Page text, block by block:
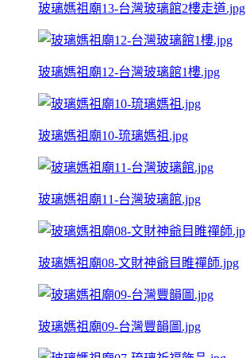
玻璃媽祖廟13-台灣玻璃館2樓走道.jpg
玻璃媽祖廟12-台灣玻璃館1樓.jpg
玻璃媽祖廟10-琉璃媽祖.jpg
玻璃媽祖廟11-台灣玻璃館.jpg
玻璃媽祖廟08-文財神爺目睢禪師.jpg
玻璃媽祖廟09-台灣豐韻圖.jpg